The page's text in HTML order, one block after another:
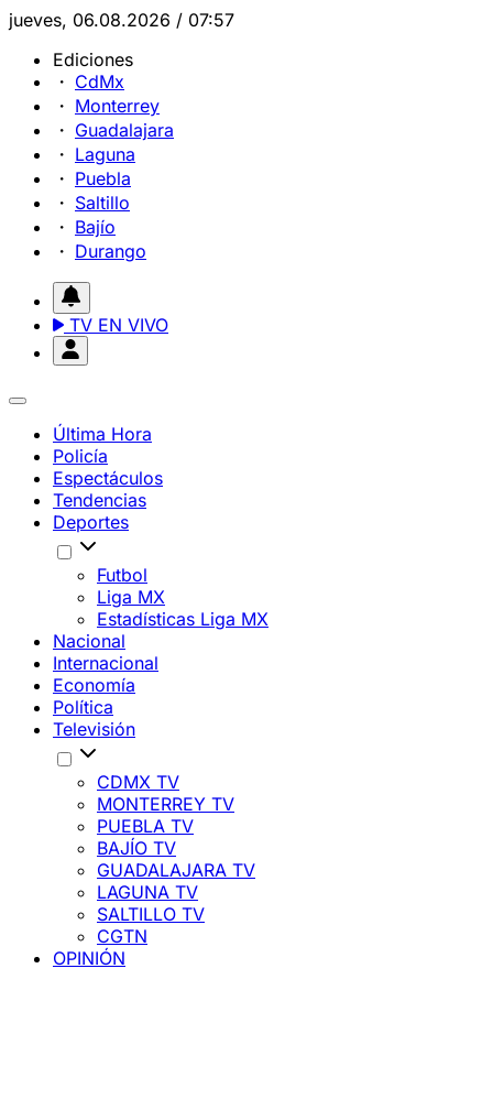
jueves, 06.08.2026 / 07:57
Ediciones
CdMx
Monterrey
Guadalajara
Laguna
Puebla
Saltillo
Bajío
Durango
TV EN VIVO
Última Hora
Policía
Espectáculos
Tendencias
Deportes
Futbol
Liga MX
Estadísticas Liga MX
Nacional
Internacional
Economía
Política
Televisión
CDMX TV
MONTERREY TV
PUEBLA TV
BAJÍO TV
GUADALAJARA TV
LAGUNA TV
SALTILLO TV
CGTN
OPINIÓN